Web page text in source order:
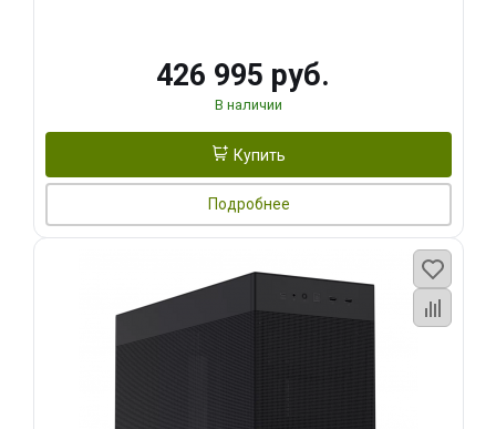
426 995 руб.
В наличии
Купить
Подробнее